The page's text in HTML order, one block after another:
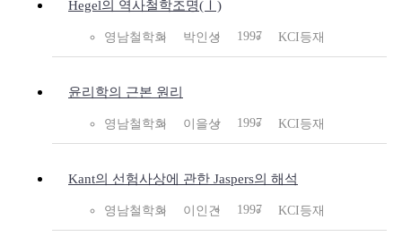
Hegel의 역사철학조명(Ⅰ)
영남철학회 박인성 1997 KCI등재
윤리학의 근본 원리
영남철학회 이을상 1997 KCI등재
Kant의 선험사상에 관한 Jaspers의 해석
영남철학회 이인건 1997 KCI등재